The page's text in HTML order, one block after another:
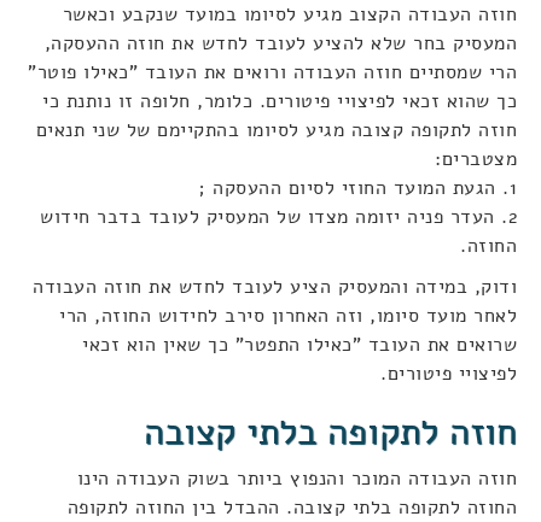
חוזה העבודה הקצוב מגיע לסיומו במועד שנקבע וכאשר
המעסיק בחר שלא להציע לעובד לחדש את חוזה ההעסקה,
הרי שמסתיים חוזה העבודה ורואים את העובד "כאילו פוטר"
כך שהוא זכאי לפיצויי פיטורים. כלומר, חלופה זו נותנת כי
חוזה לתקופה קצובה מגיע לסיומו בהתקיימם של שני תנאים
מצטברים:
1. הגעת המועד החוזי לסיום ההעסקה ;
2. העדר פניה יזומה מצדו של המעסיק לעובד בדבר חידוש
החוזה.
ודוק, במידה והמעסיק הציע לעובד לחדש את חוזה העבודה
לאחר מועד סיומו, וזה האחרון סירב לחידוש החוזה, הרי
שרואים את העובד "כאילו התפטר" כך שאין הוא זכאי
לפיצויי פיטורים.
חוזה לתקופה בלתי קצובה
חוזה העבודה המוכר והנפוץ ביותר בשוק העבודה הינו
החוזה לתקופה בלתי קצובה. ההבדל בין החוזה לתקופה